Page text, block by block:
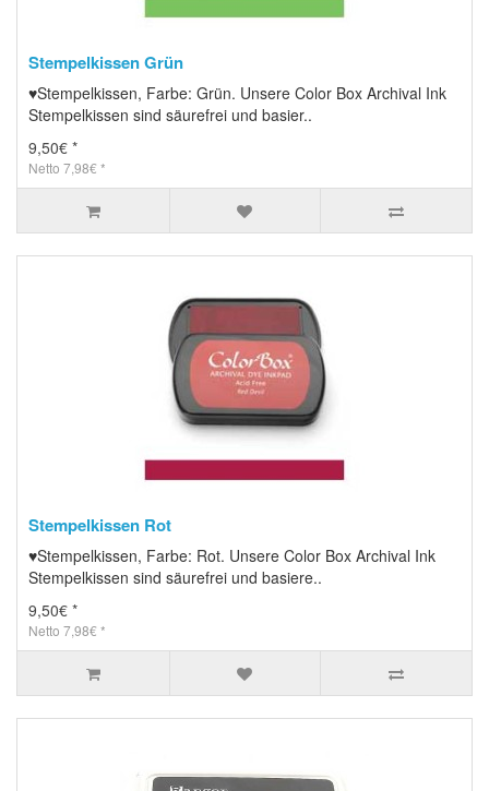
Stempelkissen Grün
♥Stempelkissen, Farbe: Grün. Unsere Color Box Archival Ink
Stempelkissen sind säurefrei und basier..
9,50€ *
Netto 7,98€ *
Stempelkissen Rot
♥Stempelkissen, Farbe: Rot. Unsere Color Box Archival Ink
Stempelkissen sind säurefrei und basiere..
9,50€ *
Netto 7,98€ *